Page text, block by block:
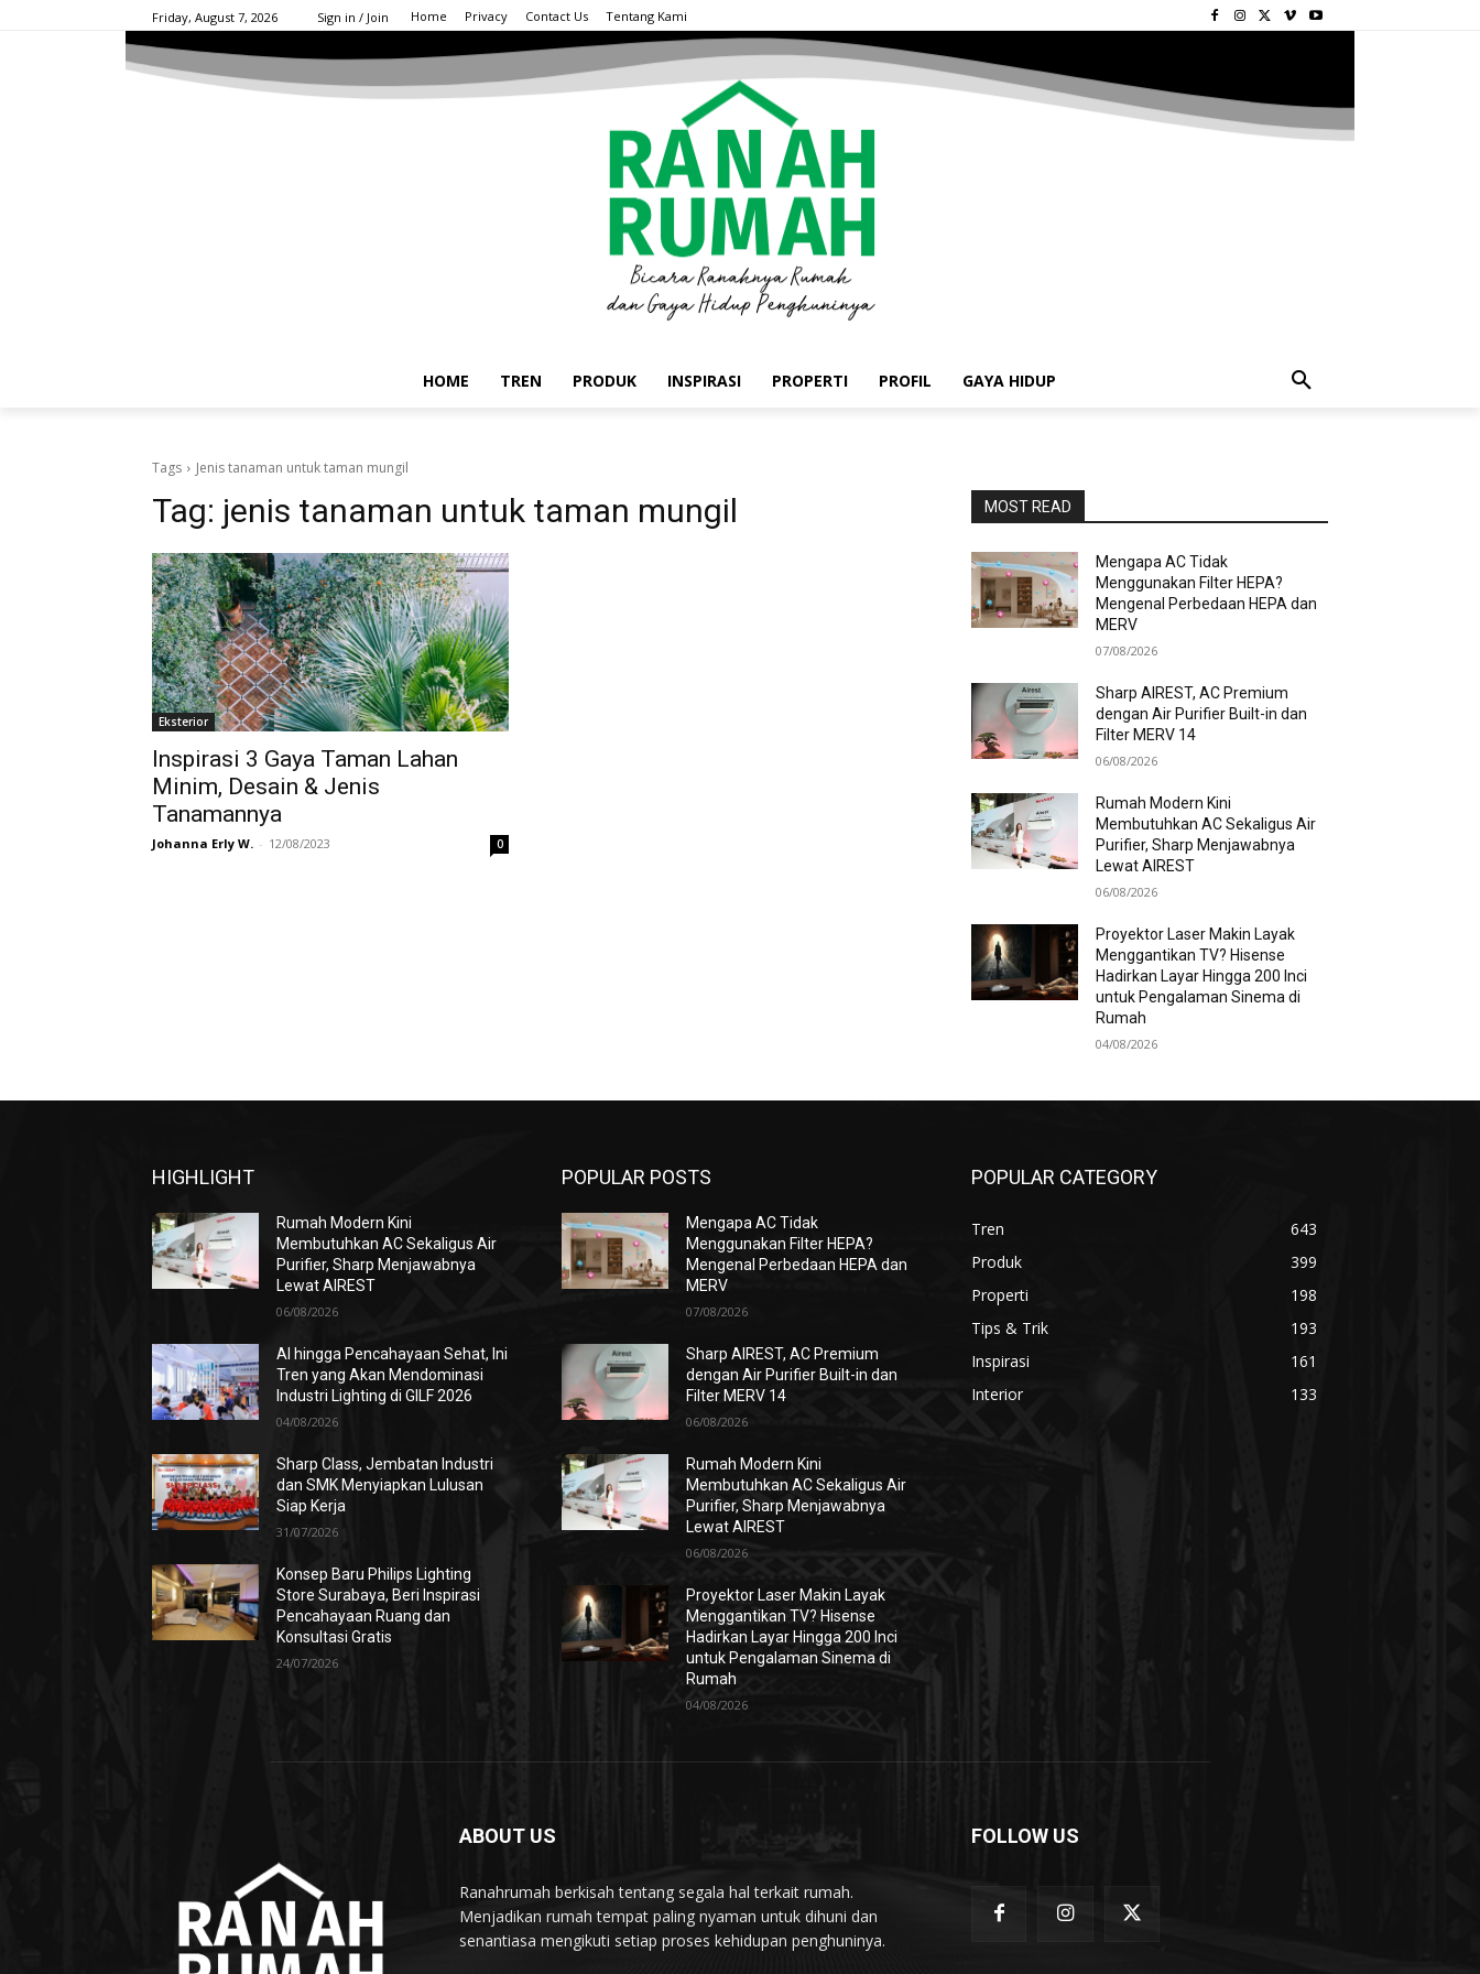
Friday, August 7, 2026 Sign in / Join Home Privacy Contact Us Tentang Kami
HOME TREN PRODUK INSPIRASI PROPERTI PROFIL GAYA HIDUP
Tags Jenis tanaman untuk taman mungil
Tag: jenis tanaman untuk taman mungil
Eksterior
Inspirasi 3 Gaya Taman Lahan
Minim, Desain & Jenis
Tanamannya
Johanna Erly W. - 12/08/2023 0
MOST READ
Mengapa AC Tidak
Menggunakan Filter HEPA?
Mengenal Perbedaan HEPA dan
MERV
07/08/2026
Sharp AIREST, AC Premium
dengan Air Purifier Built-in dan
Filter MERV 14
06/08/2026
Rumah Modern Kini
Membutuhkan AC Sekaligus Air
Purifier, Sharp Menjawabnya
Lewat AIREST
06/08/2026
Proyektor Laser Makin Layak
Menggantikan TV? Hisense
Hadirkan Layar Hingga 200 Inci
untuk Pengalaman Sinema di
Rumah
04/08/2026
HIGHLIGHT
Rumah Modern Kini
Membutuhkan AC Sekaligus Air
Purifier, Sharp Menjawabnya
Lewat AIREST
06/08/2026
AI hingga Pencahayaan Sehat, Ini
Tren yang Akan Mendominasi
Industri Lighting di GILF 2026
04/08/2026
Sharp Class, Jembatan Industri
dan SMK Menyiapkan Lulusan
Siap Kerja
31/07/2026
Konsep Baru Philips Lighting
Store Surabaya, Beri Inspirasi
Pencahayaan Ruang dan
Konsultasi Gratis
24/07/2026
POPULAR POSTS
Mengapa AC Tidak
Menggunakan Filter HEPA?
Mengenal Perbedaan HEPA dan
MERV
07/08/2026
Sharp AIREST, AC Premium
dengan Air Purifier Built-in dan
Filter MERV 14
06/08/2026
Rumah Modern Kini
Membutuhkan AC Sekaligus Air
Purifier, Sharp Menjawabnya
Lewat AIREST
06/08/2026
Proyektor Laser Makin Layak
Menggantikan TV? Hisense
Hadirkan Layar Hingga 200 Inci
untuk Pengalaman Sinema di
Rumah
04/08/2026
POPULAR CATEGORY
Tren
643
Produk
399
Properti
198
Tips & Trik
193
Inspirasi
161
Interior
133
ABOUT US
Ranahrumah berkisah tentang segala hal terkait rumah.
Menjadikan rumah tempat paling nyaman untuk dihuni dan
senantiasa mengikuti setiap proses kehidupan penghuninya.
FOLLOW US